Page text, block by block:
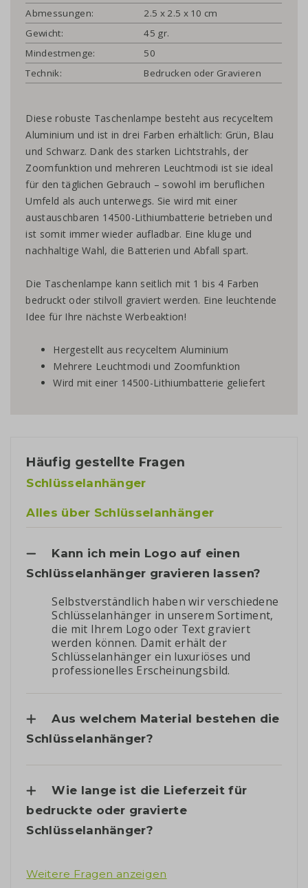
Abmessungen:
2.5 x 2.5 x 10 cm
Gewicht:
45 gr.
Mindestmenge:
50
Technik:
Bedrucken oder Gravieren
Diese robuste Taschenlampe besteht aus recyceltem
Aluminium und ist in drei Farben erhältlich: Grün, Blau
und Schwarz. Dank des starken Lichtstrahls, der
Zoomfunktion und mehreren Leuchtmodi ist sie ideal
für den täglichen Gebrauch – sowohl im beruflichen
Umfeld als auch unterwegs. Sie wird mit einer
austauschbaren 14500-Lithiumbatterie betrieben und
ist somit immer wieder aufladbar. Eine kluge und
nachhaltige Wahl, die Batterien und Abfall spart.
Die Taschenlampe kann seitlich mit 1 bis 4 Farben
bedruckt oder stilvoll graviert werden. Eine leuchtende
Idee für Ihre nächste Werbeaktion!
Hergestellt aus recyceltem Aluminium
Mehrere Leuchtmodi und Zoomfunktion
Wird mit einer 14500-Lithiumbatterie geliefert
Häufig gestellte Fragen
Schlüsselanhänger
Alles über Schlüsselanhänger
Kann ich mein Logo auf einen
Schlüsselanhänger gravieren lassen?
Selbstverständlich haben wir verschiedene
Schlüsselanhänger in unserem Sortiment,
die mit Ihrem Logo oder Text graviert
werden können. Damit erhält der
Schlüsselanhänger ein luxuriöses und
professionelles Erscheinungsbild.
Aus welchem Material bestehen die
Schlüsselanhänger?
Wie lange ist die Lieferzeit für
bedruckte oder gravierte
Schlüsselanhänger?
Weitere Fragen anzeigen